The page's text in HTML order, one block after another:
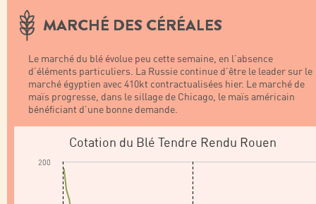
MARCHÉ DES CÉRÉALES
Le marché du blé évolue peu cette semaine, en l’absence
d’éléments particuliers. La Russie continue d’être le leader sur le
marché égyptien avec 410kt contractualisées hier. Le marché de
maïs progresse, dans le sillage de Chicago, le maïs américain
bénéficiant d’une bonne demande.
Cotation du Blé Tendre Rendu Rouen
200